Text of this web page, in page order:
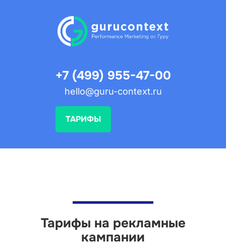
+7 (499) 955-47-00
hello@guru-context.ru
ТАРИФЫ
Тарифы на рекламные
кампании